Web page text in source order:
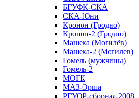
БГУФК-СКА
СКА-Юни
Кронон (Гродно)
Кронон-2 (Гродно)
Машека (Могилёв)
Машека-2 (Могилев)
Гомель (мужчины)
Гомель-2
МОГК
МАЗ-Орша
РГУОР-сборная-2008